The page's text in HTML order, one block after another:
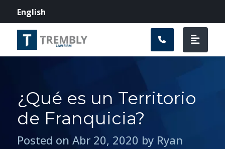
English
¿Qué es un Territorio
de Franquicia?
Posted on Abr 20, 2020 by Ryan